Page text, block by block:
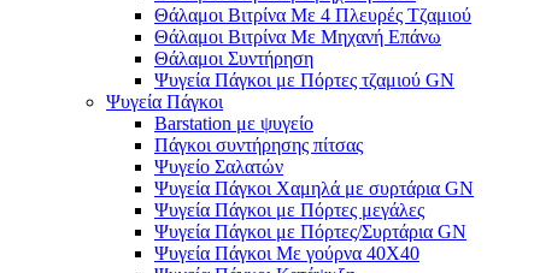
Θάλαμοι Βιτρίνα Με 4 Πλευρές Τζαμιού
Θάλαμοι Βιτρίνα Με Μηχανή Επάνω
Θάλαμοι Συντήρηση
Ψυγεία Πάγκοι με Πόρτες τζαμιού GN
Ψυγεία Πάγκοι
Barstation με ψυγείο
Πάγκοι συντήρησης πίτσας
Ψυγείο Σαλατών
Ψυγεία Πάγκοι Χαμηλά με συρτάρια GN
Ψυγεία Πάγκοι με Πόρτες μεγάλες
Ψυγεία Πάγκοι με Πόρτες/Συρτάρια GN
Ψυγεία Πάγκοι Με γούρνα 40Χ40